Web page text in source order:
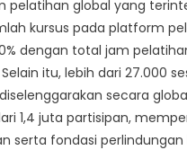
pelatihan global yang
kursus pada platform
dengan total jam
itu, lebih dari 27.000
secara
1,4 juta partisipan,
serta fondasi perlindungan